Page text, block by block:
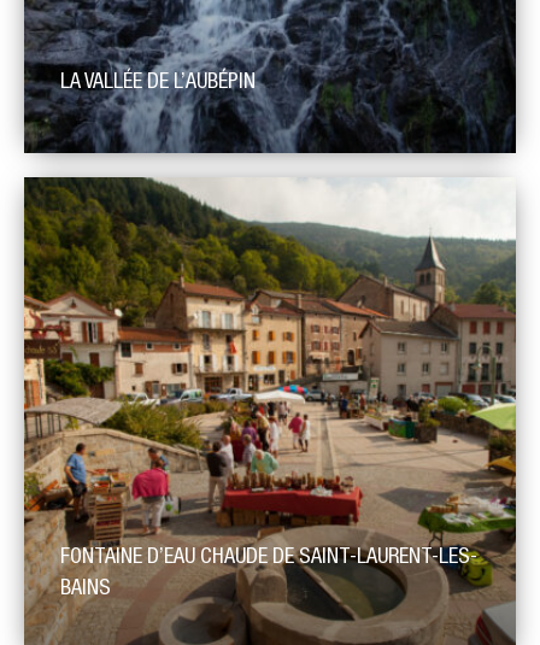
LA VALLÉE DE L’AUBÉPIN
Entre Moudeyres et Saint-Front, la vallée de l’Aubépin entaille
vigoureusement le plateau volcanique du Velay oriental, dont la
mise en place remonte au Miocène supérieur (10 à 8 millions
d’années). Cette vallée s’élargit étonnamment sur quelques
centaines de mètres en amont du Moulin de l’Aubépin,
dessinant une dépression légèrement ovale. En aval de cet
élargissement, […]
FONTAINE D’EAU CHAUDE DE SAINT-LAURENT-LES-
BAINS